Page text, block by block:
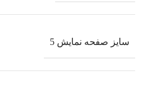
سایز صفحه نمایش 5